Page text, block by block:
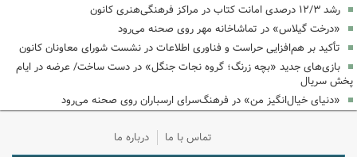
رشد ۱۲/۳ درصدی امانت کتاب در مراکز فرهنگی‌هنری کانون
«درخت گیلاس» در تماشاخانه مهر روی صحنه می‌رود
تأکید بر هم‌افزایی حراست و فناوری اطلاعات در نشست شورای معاونان کانون
بازی‌های جدید «بچه زرنگ؛ گروه نجات جنگل» در دست ساخت/ عرضه در ایام
پخش سریال
«دنیای خیال‌انگیز من» در فرهنگ‌سرای ارسباران روی صحنه می‌رود
تماس با ما درباره ما